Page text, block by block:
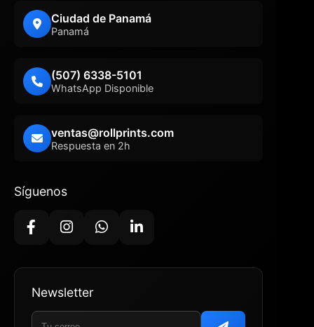
Ciudad de Panamá
Panamá
(507) 6338-5101
WhatsApp Disponible
ventas@rollprints.com
Respuesta en 2h
Síguenos
Newsletter